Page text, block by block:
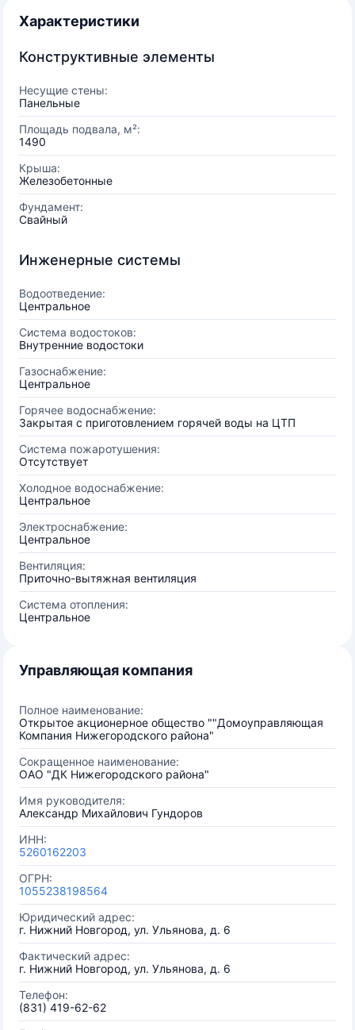
Характеристики
Конструктивные элементы
Несущие стены:
Панельные
Площадь подвала, м²:
1490
Крыша:
Железобетонные
Фундамент:
Свайный
Инженерные системы
Водоотведение:
Центральное
Система водостоков:
Внутренние водостоки
Газоснабжение:
Центральное
Горячее водоснабжение:
Закрытая с приготовлением горячей воды на ЦТП
Система пожаротушения:
Отсутствует
Холодное водоснабжение:
Центральное
Электроснабжение:
Центральное
Вентиляция:
Приточно-вытяжная вентиляция
Система отопления:
Центральное
Управляющая компания
Полное наименование:
Открытое акционерное общество ""Домоуправляющая
Компания Нижегородского района"
Сокращенное наименование:
ОАО "ДК Нижегородского района"
Имя руководителя:
Александр Михайлович Гундоров
ИНН:
5260162203
ОГРН:
1055238198564
Юридический адрес:
г. Нижний Новгород, ул. Ульянова, д. 6
Фактический адрес:
г. Нижний Новгород, ул. Ульянова, д. 6
Телефон:
(831) 419-62-62